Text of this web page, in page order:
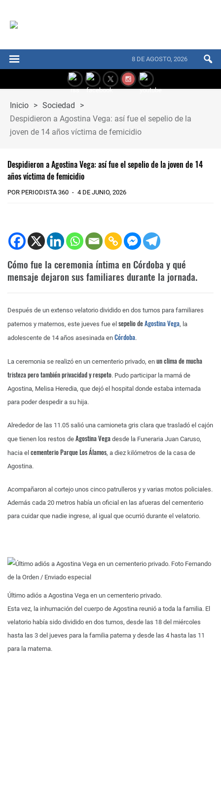
8 DE AGOSTO, 2026
Inicio > Sociedad
>
Despidieron a Agostina Vega: así fue el sepelio de la
joven de 14 años víctima de femicidio
Despidieron a Agostina Vega: así fue el sepelio de la joven de 14
años víctima de femicidio
POR PERIODISTA 360 4 DE JUNIO, 2026
Cómo fue la ceremonia íntima en Córdoba y qué
mensaje dejaron sus familiares durante la jornada.
Después de un extenso velatorio dividido en dos turnos para familiares
paternos y maternos, este jueves fue el sepelio deAgostina Vega, la
adolescente de 14 años asesinada en Córdoba.
La ceremonia se realizó en un cementerio privado, en un clima de mucha
tristeza pero también privacidad y respeto. Pudo participar la mamá de
Agostina, Melisa Heredia, que dejó el hospital donde estaba internada
para poder despedir a su hija.
Alrededor de las 11.05 salió una camioneta gris clara que trasladó el cajón
que tienen los restos de Agostina Vega desde la Funeraria Juan Caruso,
hacia el cementerio Parque Los Álamos, a diez kilómetros de la casa de
Agostina.
Acompañaron al cortejo unos cinco patrulleros y y varias motos policiales.
Además cada 20 metros había un oficial en las afueras del cementerio
para cuidar que nadie ingrese, al igual que ocurrió durante el velatorio.
Último adiós a Agostina Vega en un cementerio privado.
Esta vez, la inhumación del cuerpo de Agostina reunió a toda la familia. El
velatorio había sido dividido en dos turnos, desde las 18 del miércoles
hasta las 3 del jueves para la familia paterna y desde las 4 hasta las 11
para la materna.